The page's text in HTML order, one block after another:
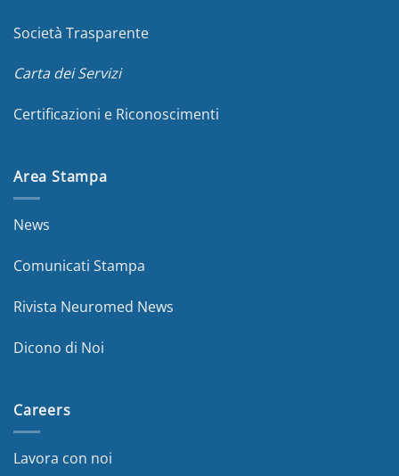
Società Trasparente
Carta dei Servizi
Certificazioni e Riconoscimenti
Area Stampa
News
Comunicati Stampa
Rivista Neuromed News
Dicono di Noi
Careers
Lavora con noi